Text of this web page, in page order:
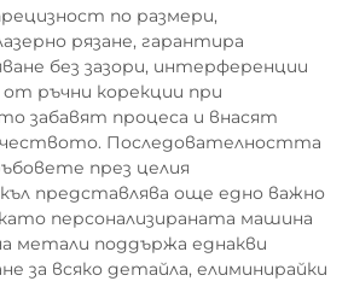
по размери,
рязане, гарантира
без зазори, интерференции
ръчни корекции при
забавят процеса и внасят
Последователността
през целия
представлява още едно важно
персонализираната машина
метали поддържа еднакви
за всяко детайла, елиминирайки